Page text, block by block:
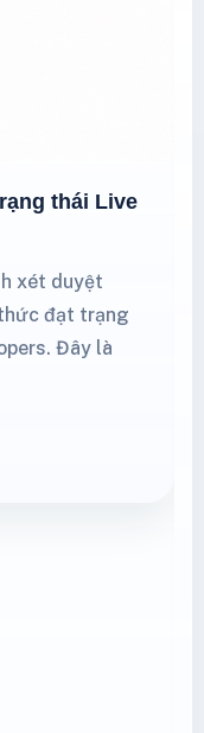
thái Live
xét duyệt
đạt trạng
Đây là